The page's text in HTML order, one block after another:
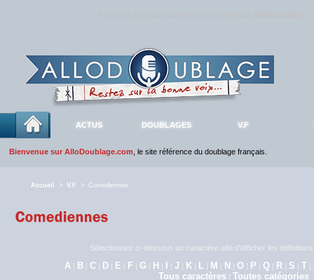
ACTUS DOUBLAGES V.F
Bienvenue sur AlloDoublage.com , le site référence du doublage français.
Accueil > V.F > Comediennes
Sélectionnez ci-dessous un caractère afin d'afficher les
A | B | C | D | E | F | G | H | I |J | K | L | M | N | O | P | Q | R | S | T |
Tous caractères | Toutes catégories